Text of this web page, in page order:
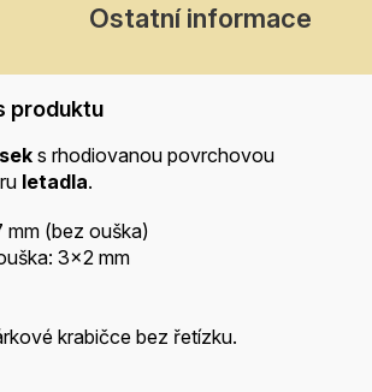
Ostatní informace
produktu
s rhodiovanou povrchovou
letadla.
mm (bez ouška)
3x2 mm
krabičce bez řetízku.